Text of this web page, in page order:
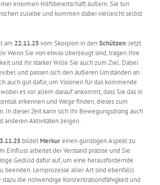
enormen Hilfsbereitschaft äußern. Sie tun
zuliebe und kommen dabei vielleicht selbst
am 22.11.25vom Skorpion in denSchützen. Jetzt
Wenn Sie von etwas überzeugt sind, tragen Ihre
und Ihr starker Wille Sie auch zum Ziel. Dabei
und passen sich den äußeren Umständen an.
auch gut dafür, um Visionen für das kommende
es vor allem darauf ankommt, dass Sie das in
erkennen und Wege finden, dieses zum
In dieser Zeit kann sich Ihr Bewegungsdrang auch
anderen Aktivitäten zeigen.
bildetMerkureinen günstigen Aspekt zu
Einfluss arbeitet der Verstand präzise und Sie
Geduld dafür auf, um eine herausfordernde
beenden. Lernprozesse aller Art sind ebenfalls
dazu die notwendige Konzentrationsfähigkeit und